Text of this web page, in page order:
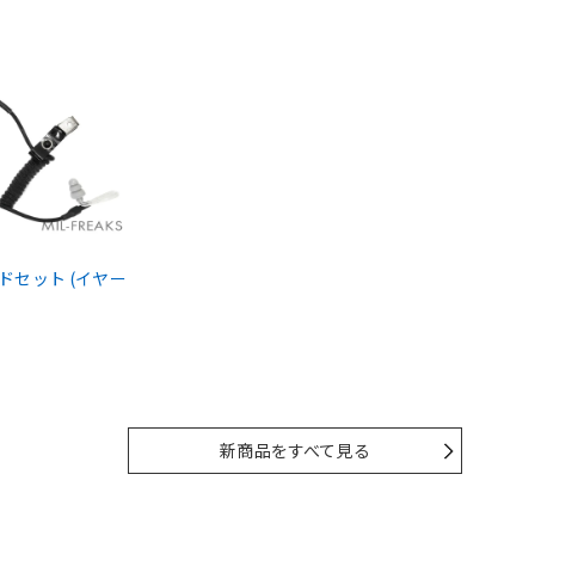
セット (イヤー
新商品をすべて見る